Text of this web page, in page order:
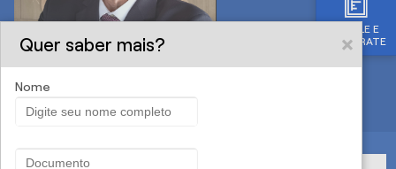
SIMULE E
CONTRATE
Menu
Quer saber mais?
Nome